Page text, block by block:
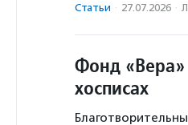
Статьи · 27.07.2026 ·
Фонд «Вера»
хосписах